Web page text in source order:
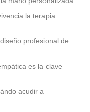
la terapia
profesional de
es la clave
acudir a